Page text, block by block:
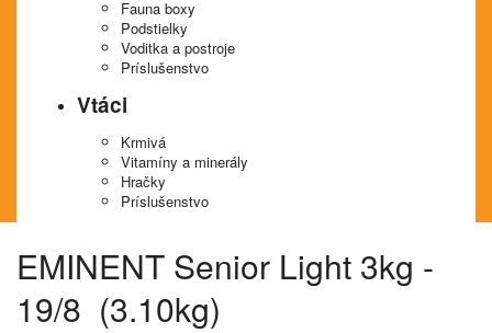
Fauna boxy
Podstielky
Voditka a postroje
Príslušenstvo
Vtáci
Krmivá
Vitamíny a minerály
Hračky
Príslušenstvo
EMINENT Senior Light 3kg -
19/8 (3.10kg)